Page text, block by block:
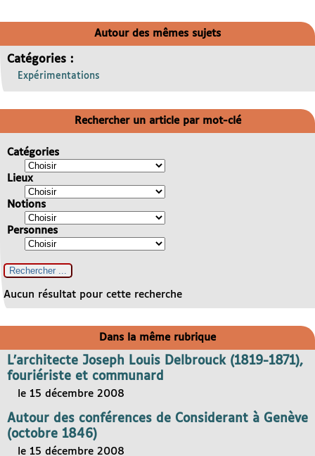
Autour des mêmes sujets
Catégories :
Expérimentations
Rechercher un article par mot-clé
Catégories
Lieux
Notions
Personnes
Aucun résultat pour cette recherche
Dans la même rubrique
L’architecte Joseph Louis Delbrouck (1819-1871),
fouriériste et communard
le 15 décembre 2008
Autour des conférences de Considerant à Genève
(octobre 1846)
le 15 décembre 2008